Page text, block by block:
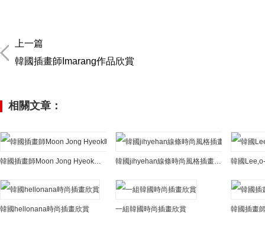
上一篇
韓國插畫師Imarang作品欣賞
相關文章：
韓國插畫師Moon Jong Hyeok時尚插畫作品 韓國jihyehan線條時尚風格插畫欣賞 韓國
韓國hellonana時尚插畫欣賞 一組韓國時尚插畫欣賞